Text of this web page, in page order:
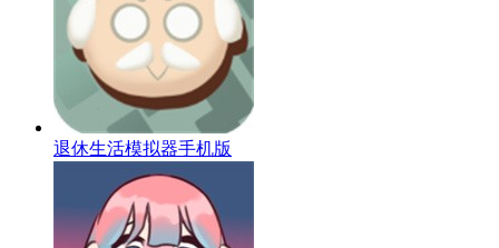
退休生活模拟器手机版